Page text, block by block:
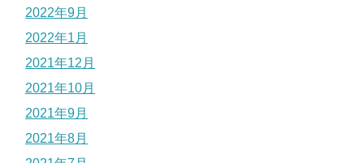
2022年9月
2022年1月
2021年12月
2021年10月
2021年9月
2021年8月